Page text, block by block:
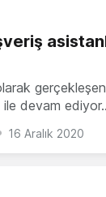
ile devam
16 Aralık 2020